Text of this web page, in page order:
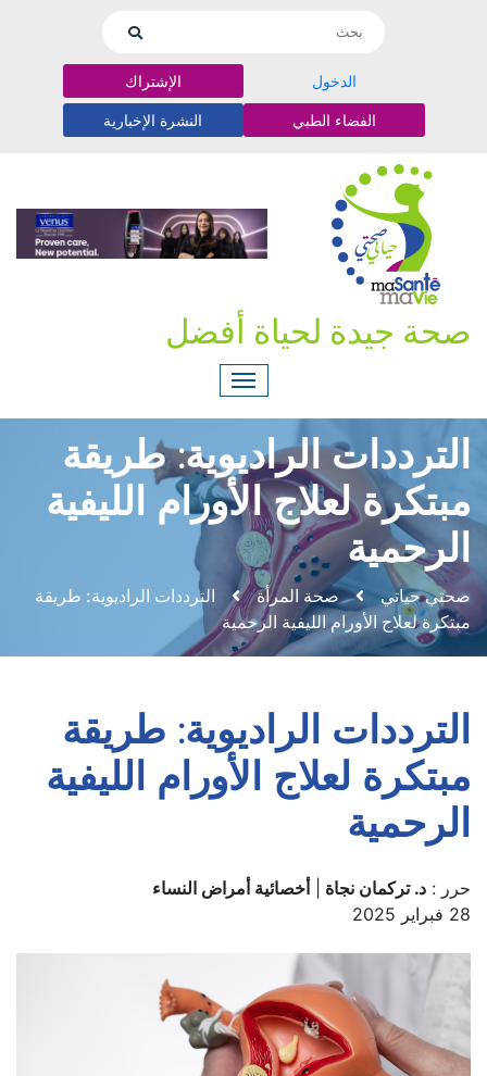
الدخول الإشتراك
الفضاء الطبي النشرة الإخبارية
صحة جيدة لحياة أفضل
الترددات الراديوية: طريقة
مبتكرة لعلاج الأورام الليفية
الرحمية
صحتي حياتي صحة المرأة
الترددات الراديوية: طريقة
مبتكرة لعلاج الأورام الليفية الرحمية
الترددات الراديوية: طريقة
مبتكرة لعلاج الأورام الليفية
الرحمية
حرر : د. تركمان نجاة |أخصائية أمراض النساء
28 فبراير 2025